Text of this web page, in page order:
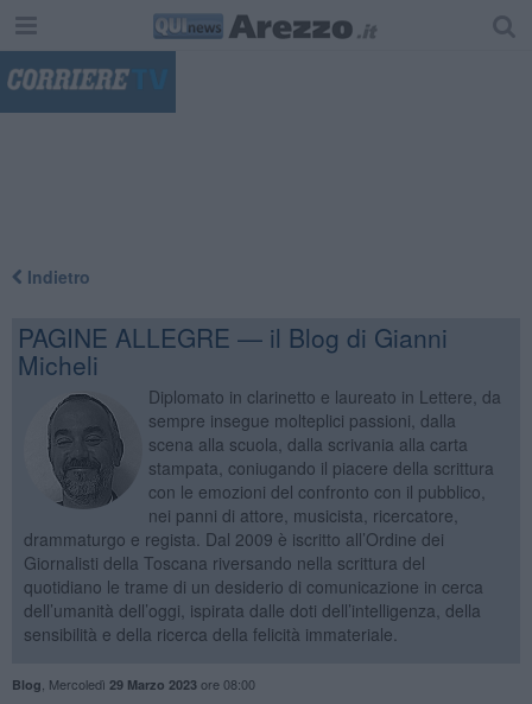
Indietro
PAGINE ALLEGRE — il Blog di Gianni
Micheli
Diplomato in clarinetto e laureato in Lettere, da
sempre insegue molteplici passioni, dalla
scena alla scuola, dalla scrivania alla carta
stampata, coniugando il piacere della scrittura
con le emozioni del confronto con il pubblico,
nei panni di attore, musicista, ricercatore,
drammaturgo e regista. Dal 2009 è iscritto all’Ordine dei
Giornalisti della Toscana riversando nella scrittura del
quotidiano le trame di un desiderio di comunicazione in cerca
dell’umanità dell’oggi, ispirata dalle doti dell’intelligenza, della
sensibilità e della ricerca della felicità immateriale.
Blog Mercoledì 29 Marzo 2023ore 08:00